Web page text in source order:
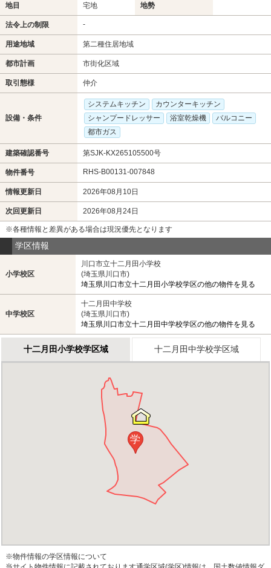
地目 宅地 地勢
法令上の制限 -
用途地域 第二種住居地域
都市計画 市街化区域
取引態様 仲介
設備・条件
システムキッチン
カウンターキッチン
シャンプードレッサー
浴室乾燥機
バルコニー
都市ガス
建築確認番号 第SJK-KX265105500号
物件番号 RHS-B00131-007848
情報更新日 2026年08月10日
次回更新日 2026年08月24日
※各種情報と差異がある場合は現況優先となります
学区情報
小学校区
川口市立十二月田小学校
(埼玉県川口市)
埼玉県川口市立十二月田小学校学区の他の物件を見る
中学校区
十二月田中学校
(埼玉県川口市)
埼玉県川口市立十二月田中学校学区の他の物件を見る
十二月田小学校学区域 十二月田中学校学区域
学
※物件情報の学区情報について